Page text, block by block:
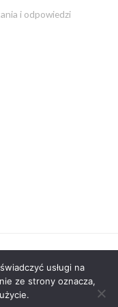
i odpowiedzi
usługi na
ze strony oznacza,